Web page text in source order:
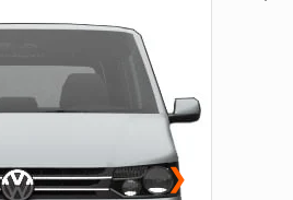
❯